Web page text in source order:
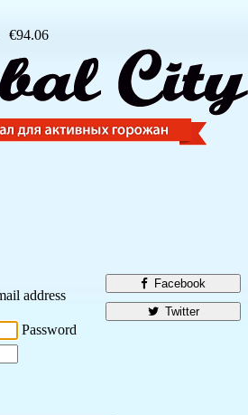
€94.06
Facebook
Twitter
address
Password